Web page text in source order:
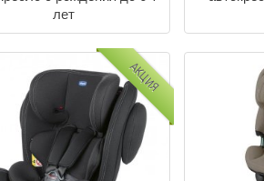
лет
АКЦИЯ